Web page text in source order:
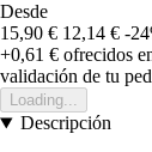
Desde
15,90 € 12,14 € -
+0,61 € ofrecidos
validación de tu
Loading...
Descripción